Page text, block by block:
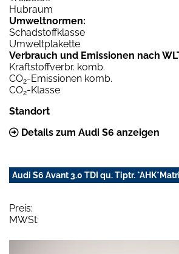
Hubraum
Umweltnormen:
Schadstoffklasse
Umweltplakette
Verbrauch und Emissionen nach
Kraftstoffverbr. komb.
CO2-Emissionen komb.
CO2-Klasse
Standort
Details zum Audi S6 anzeigen
Audi S6 Avant 3.0 TDI qu. Tiptr.
Preis:
MWSt: